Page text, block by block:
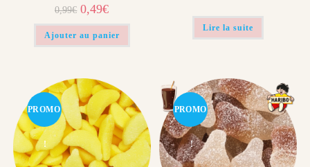
0,99€ Le
prix
initial
était :
0,99€.
0,49€Le
prix
actuel
est :
0,49€.
Ajouter au panier
Lire la suite
PROMO
!
PROMO
!